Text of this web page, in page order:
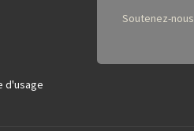
d'usage
Soutenez-nous